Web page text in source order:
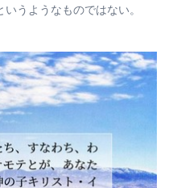
うようなものではない。